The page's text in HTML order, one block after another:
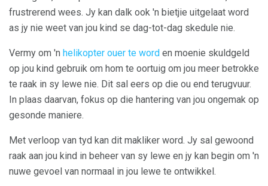
frustrerend wees. Jy kan dalk ook 'n bietjie uitgelaat word
as jy nie weet van jou kind se dag-tot-dag skedule nie.
Vermy om 'n helikopter ouer te word en moenie skuldgeld
op jou kind gebruik om hom te oortuig om jou meer betrokke
te raak in sy lewe nie. Dit sal eers op die ou end terugvuur.
In plaas daarvan, fokus op die hantering van jou ongemak op
gesonde maniere.
Met verloop van tyd kan dit makliker word. Jy sal gewoond
raak aan jou kind in beheer van sy lewe en jy kan begin om 'n
nuwe gevoel van normaal in jou lewe te ontwikkel.